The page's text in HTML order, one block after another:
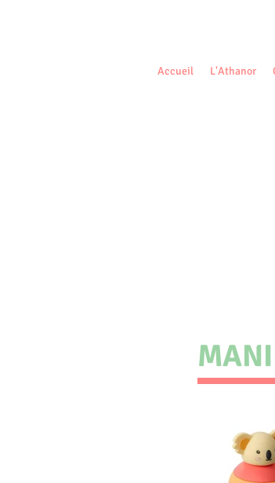
Accueil L'Athanor